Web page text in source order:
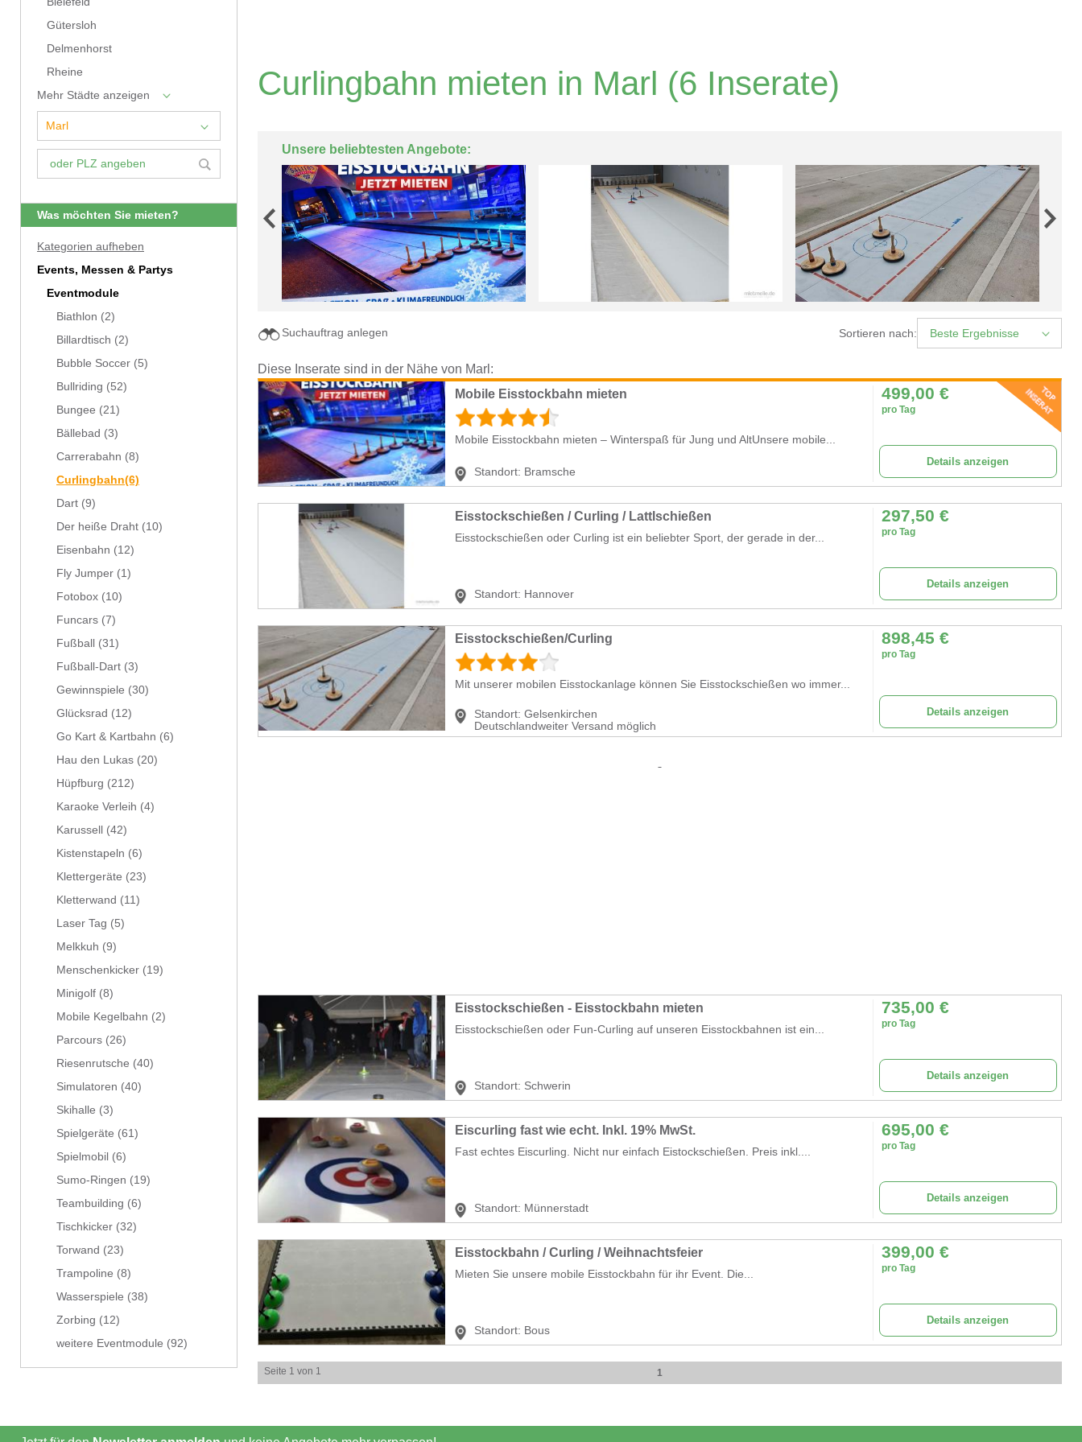
Gütersloh
Delmenhorst
Rheine
Mehr Städte anzeigen
Was möchten Sie mieten?
Kategorien aufheben
Events, Messen & Partys
Eventmodule
Biathlon (2)
Billardtisch (2)
Bubble Soccer (5)
Bullriding (52)
Bungee (21)
Bällebad (3)
Carrerabahn (8)
Curlingbahn(6)
Dart (9)
Der heiße Draht (10)
Eisenbahn (12)
Fly Jumper (1)
Fotobox (10)
Funcars (7)
Fußball
(31)
Fußball-Dart (3)
Gewinnspiele (30)
Glücksrad (12)
Go Kart & Kartbahn (6)
Hau den Lukas (20)
Hüpfburg (212)
Karaoke Verleih (4)
Karussell
(42)
Kistenstapeln (6)
Klettergeräte (23)
Kletterwand (11)
Laser Tag (5)
Melkkuh (9)
Menschenkicker (19)
Minigolf (8)
Mobile Kegelbahn (2)
Parcours (26)
Riesenrutsche (40)
Simulatoren (40)
Skihalle (3)
Spielgeräte (61)
Spielmobil (6)
Sumo-Ringen (19)
Teambuilding (6)
Tischkicker (32)
Torwand (23)
Trampoline (8)
Wasserspiele (38)
Zorbing (12)
weitere Eventmodule (92)
Curlingbahn mieten in Marl (6 Inserate)
Unsere beliebtesten Angebote:
Sortieren nach: Beste Ergebnisse
Suchauftrag anlegen
Diese Inserate sind in der Nähe von Marl:
Mobile Eisstockbahn mieten
Mobile Eisstockbahn mieten – Winterspaß für Jung und AltUnsere mobile...
Standort: Bramsche
499,00 €
pro Tag
Details anzeigen
Eisstockschießen / Curling / Lattlschießen
Eisstockschießen oder Curling ist ein beliebter Sport, der gerade in der...
Standort: Hannover
297,50 €
pro Tag
Details anzeigen
Eisstockschießen/Curling
Mit unserer mobilen Eisstockanlage können Sie Eisstockschießen wo immer...
Standort: Gelsenkirchen
Deutschlandweiter Versand möglich
898,45 €
pro Tag
Details anzeigen
Eisstockschießen - Eisstockbahn mieten
Eisstockschießen oder Fun-Curling auf unseren Eisstockbahnen ist ein...
Standort: Schwerin
735,00 €
pro Tag
Details anzeigen
Eiscurling fast wie echt. Inkl. 19% MwSt.
Fast echtes Eiscurling. Nicht nur einfach Eistockschießen. Preis inkl....
Standort: Münnerstadt
695,00 €
pro Tag
Details anzeigen
Eisstockbahn / Curling / Weihnachtsfeier
Mieten Sie unsere mobile Eisstockbahn für ihr Event. Die...
Standort: Bous
399,00 €
pro Tag
Details anzeigen
Seite 1 von 1 1